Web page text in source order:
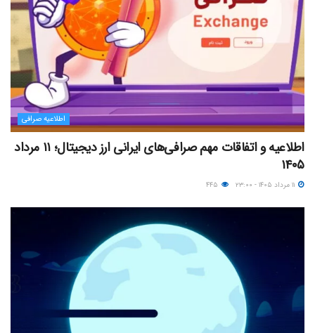
اطلاعیه صرافی
اطلاعیه و اتفاقات مهم صرافی‌های ایرانی ارز دیجیتال؛ ۱۱ مرداد
۱۴۰۵